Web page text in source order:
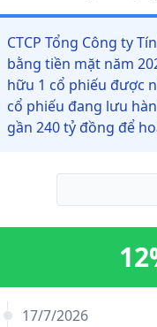
CTCP Tổng Công ty
bằng tiền mặt năm
hữu 1 cổ phiếu được
cổ phiếu đang lưu
gần 240 tỷ đồng để
17/7/2026